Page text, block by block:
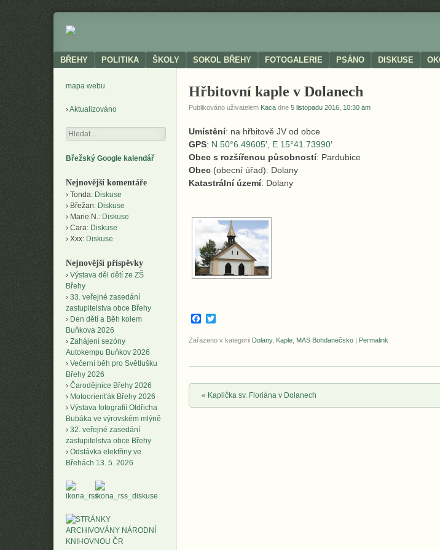
BŘEHY
Neoficiální
obce
Menu
SKIP TO CONTENT
BŘEHY POLITIKA ŠKOLY SOKOL BŘEHY FOTOGALERIE PSÁNO DISKUSE
Hřbitovní kaple v Dolanech
Publikováno uživatelem Kaca dne 5 listopadu 2016, 10:30 am
Umístění: na hřbitově JV od obce
GPS: N 50°6.49605′, E 15°41.73990′
Obec s rozšířenou působností: Pardubice
Obec (obecní úřad): Dolany
Katastrální území: Dolany
Facebook
Zařazeno v kategorii Dolany, Kaple MAS Bohdanečsko | Permalink
Post navigation
« Kaplička sv. Floriána v Dolanech
mapa webu
Aktualizováno
Hledání
Břežský Google kalendář
Nejnovější komentáře
Tonda: Diskuse
Břežan: Diskuse
Marie N.: Diskuse
Cara: Diskuse
Xxx: Diskuse
Nejnovější příspěvky
Výstava děl dětí ze ZŠ
Břehy
33. veřejné zasedání
zastupitelstva obce Břehy
Den dětí a Běh kolem
Buňkova 2026
Zahájení sezóny
Autokempu Buňkov 2026
Večerní běh pro Světlušku
Břehy 2026
Čarodějnice Břehy 2026
Motoorienťák Břehy 2026
Výstava fotografií Oldřicha
Bubáka ve výrovském mlýně
32. veřejné zasedání
zastupitelstva obce Břehy
Odstávka elektřiny ve
Břehách 13. 5. 2026